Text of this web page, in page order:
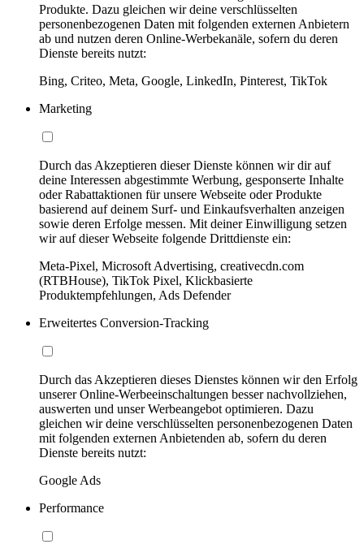
Produkte. Dazu gleichen wir deine verschlüsselten
personenbezogenen Daten mit folgenden externen Anbietern
ab und nutzen deren Online-Werbekanäle, sofern du deren
Dienste bereits nutzt:
Bing, Criteo, Meta, Google, LinkedIn, Pinterest, TikTok
Marketing
Durch das Akzeptieren dieser Dienste können wir dir auf
deine Interessen abgestimmte Werbung, gesponserte Inhalte
oder Rabattaktionen für unsere Webseite oder Produkte
basierend auf deinem Surf- und Einkaufsverhalten anzeigen
sowie deren Erfolge messen. Mit deiner Einwilligung setzen
wir auf dieser Webseite folgende Drittdienste ein:
Meta-Pixel, Microsoft Advertising, creativecdn.com
(RTBHouse), TikTok Pixel, Klickbasierte
Produktempfehlungen, Ads Defender
Erweitertes Conversion-Tracking
Durch das Akzeptieren dieses Dienstes können wir den Erfolg
unserer Online-Werbeeinschaltungen besser nachvollziehen,
auswerten und unser Werbeangebot optimieren. Dazu
gleichen wir deine verschlüsselten personenbezogenen Daten
mit folgenden externen Anbietenden ab, sofern du deren
Dienste bereits nutzt:
Google Ads
Performance